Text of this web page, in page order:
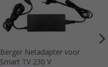
Berger Netadapter voor
Smart TV 230 V